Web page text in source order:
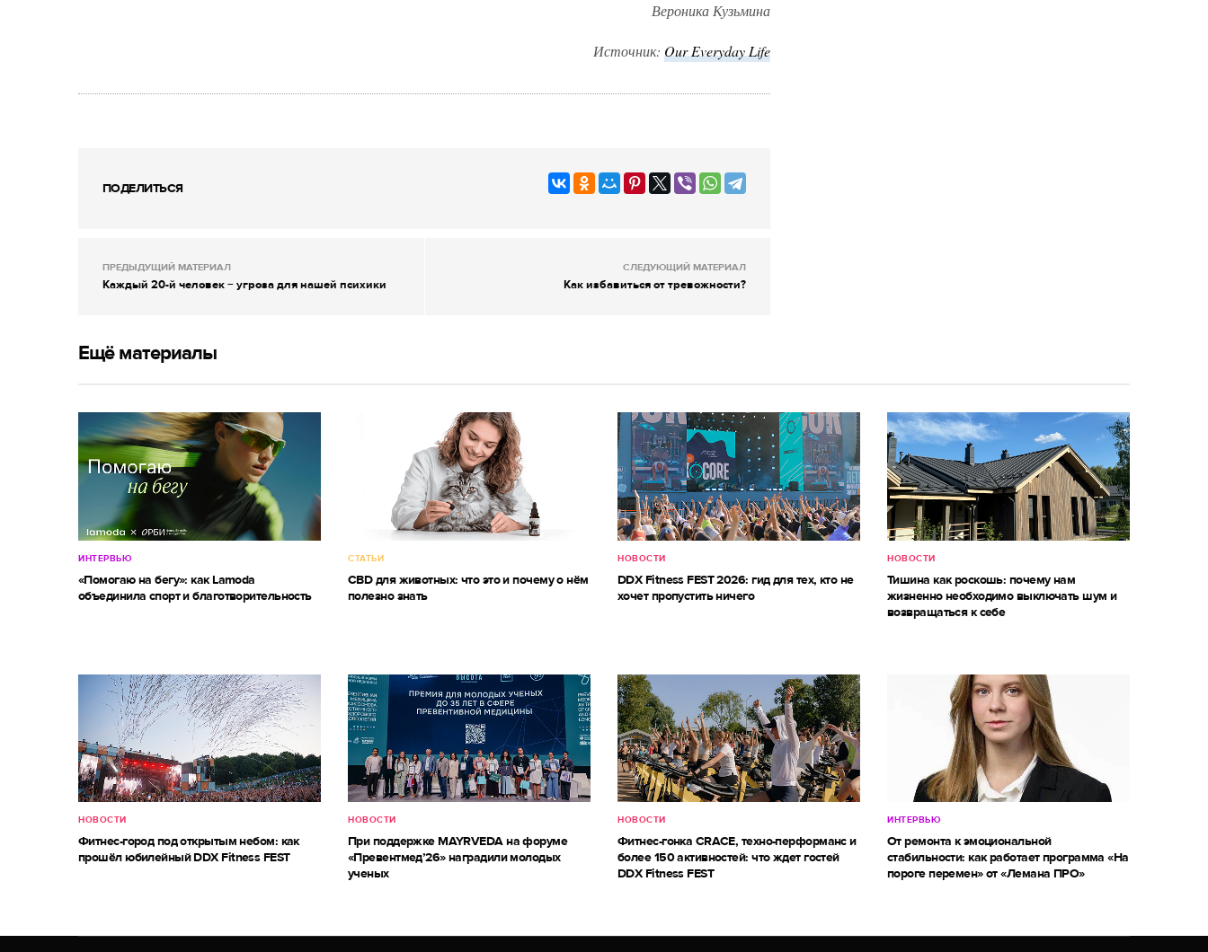
Вероника Кузьмина
Источник: OurEverydayLife
ПОДЕЛИТЬСЯ
ПРЕДЫДУЩИЙ МАТЕРИАЛ
Каждый 20-й человек − угроза для нашей психики
СЛЕДУЮЩИЙ МАТЕРИАЛ
Как избавиться от тревожности?
Ещё материалы
ИНТЕРВЬЮ
«Помогаю на бегу»: как Lamoda
объединила спорт и благотворительность
СТАТЬИ
CBD для животных: что это и почему о нём
полезно знать
НОВОСТИ
DDX Fitness FEST 2026: гид для тех, кто не
хочет пропустить ничего
НОВОСТИ
Тишина как роскошь: почему нам
жизненно необходимо выключать шум и
возвращаться к себе
НОВОСТИ
Фитнес-город под открытым небом: как
прошёл юбилейный DDX Fitness FEST
НОВОСТИ
При поддержке MAYRVEDA на форуме
«Превентмед’26» наградили молодых
ученых
НОВОСТИ
Фитнес-гонка CRACE, техно-перформанс и
более 150 активностей: что ждет гостей
DDX Fitness FEST
ИНТЕРВЬЮ
От ремонта к эмоциональной
стабильности: как работает программа «На
пороге перемен» от «Лемана ПРО»